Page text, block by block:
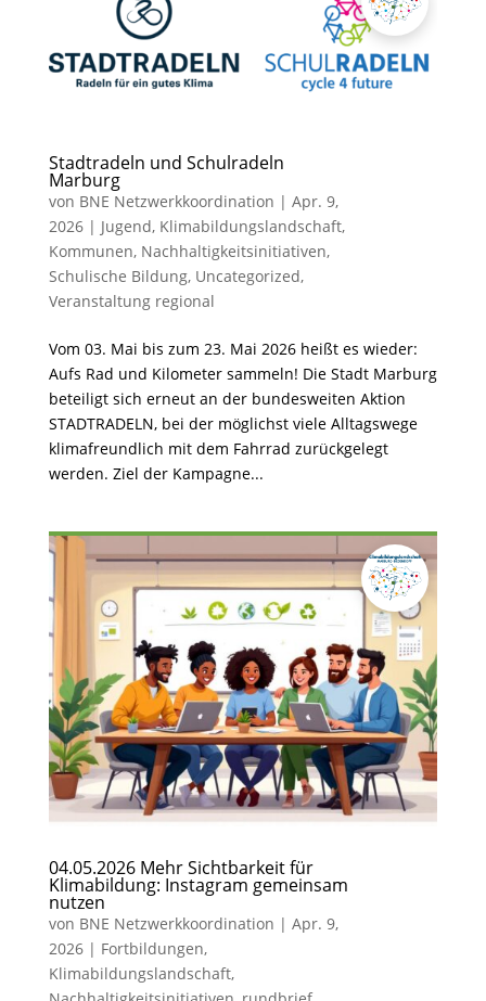
Stadtradeln und Schulradeln
Marburg
von BNE Netzwerkkoordination | Apr. 9,
2026| Jugend, Klimabildungslandschaft,
Kommunen, Nachhaltigkeitsinitiativen,
Schulische Bildung, Uncategorized,
Veranstaltung regional
Vom 03. Mai bis zum 23. Mai 2026 heißt es wieder:
Aufs Rad und Kilometer sammeln! Die Stadt Marburg
beteiligt sich erneut an der bundesweiten Aktion
STADTRADELN, bei der möglichst viele Alltagswege
klimafreundlich mit dem Fahrrad zurückgelegt
werden. Ziel der Kampagne...
04.05.2026 Mehr Sichtbarkeit für
Klimabildung: Instagram gemeinsam
nutzen
von BNE Netzwerkkoordination | Apr. 9,
2026| Fortbildungen,
Klimabildungslandschaft,